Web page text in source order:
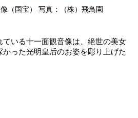
（国宝） 写真：（株）飛鳥園
いる十一面観音像は、絶世の美女
った光明皇后のお姿を彫り上げた